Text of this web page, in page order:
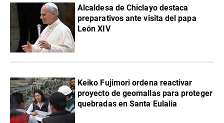
Alcaldesa de Chiclayo destaca
preparativos ante visita del papa
León XIV
Keiko Fujimori ordena reactivar
proyecto de geomallas para proteger
quebradas en Santa Eulalia